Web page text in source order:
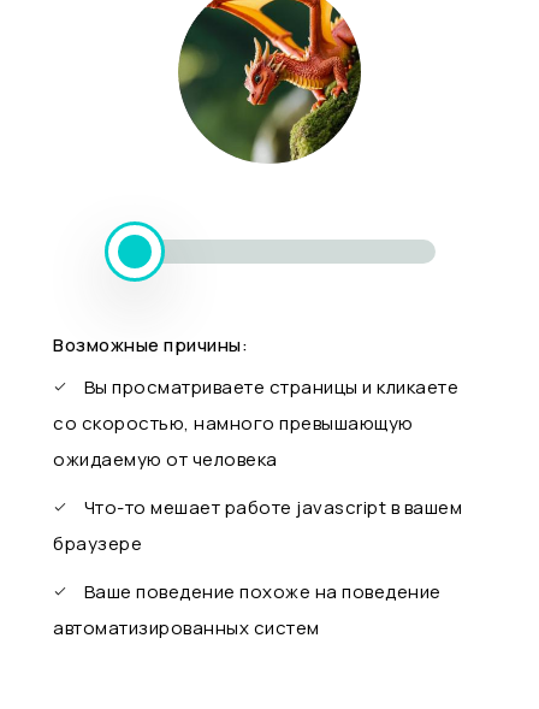
Возможные причины:
Вы просматриваете страницы и кликаете
со скоростью, намного превышающую
ожидаемую от человека
Что-то мешает работе javascript в вашем
браузере
Ваше поведение похоже на поведение
автоматизированных систем